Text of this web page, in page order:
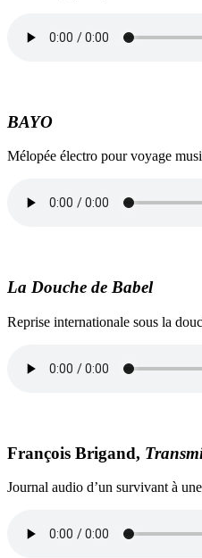
BAYO
Mélopée électro pour voyage
La Douche de Babel
Reprise internationale sous la
François Brigand,
Journal audio d’un survivant à